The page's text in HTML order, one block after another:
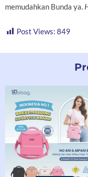
memudahkan Bunda ya.
Post Views: 849